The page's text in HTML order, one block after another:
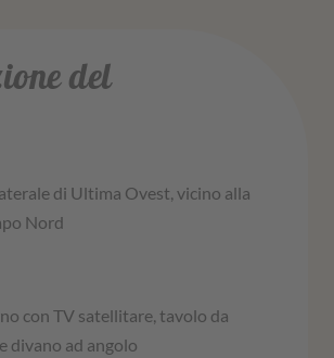
del
di Ultima Ovest, vicino alla
Nord
con TV satellitare, tavolo da
divano ad angolo